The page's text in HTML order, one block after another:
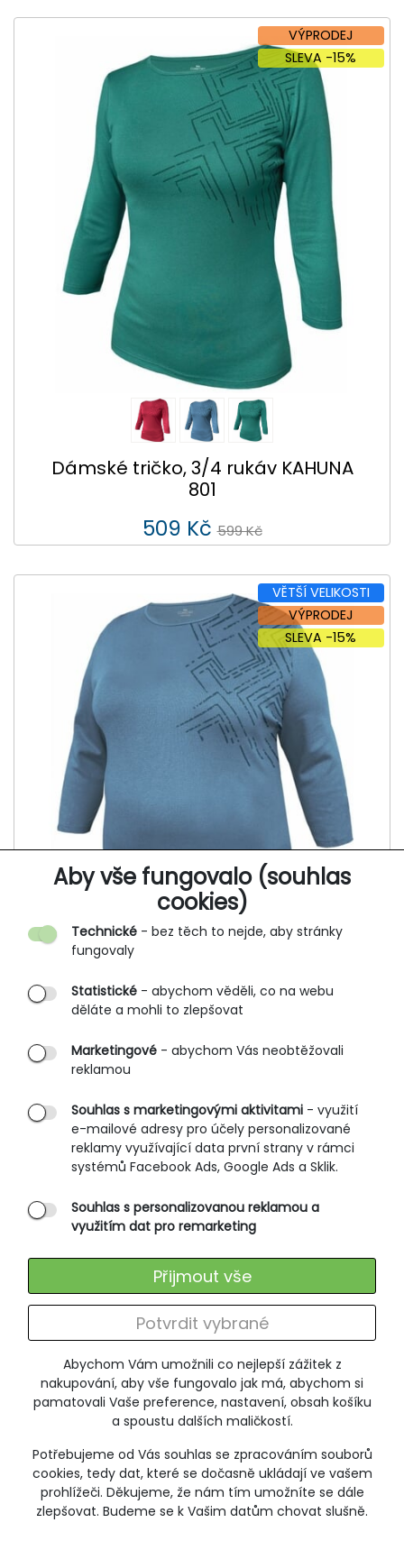
Aby vše fungovalo (souhlas
cookies)
Abychom Vám umožnili co nejlepší zážitek z
nakupování, aby vše fungovalo jak má, abychom si
pamatovali Vaše preference, nastavení, obsah košíku
a spoustu dalších maličkostí.
Potřebujeme od Vás souhlas se zpracováním souborů
cookies, tedy dat, které se dočasně ukládají ve vašem
prohlížeči. Děkujeme, že nám tím umožníte se dále
zlepšovat. Budeme se k Vašim datům chovat slušně.
Technické - bez těch to nejde, aby stránky
fungovaly
Statistické - abychom věděli, co na webu
děláte a mohli to zlepšovat
Marketingové - abychom Vás neobtěžovali
reklamou
Souhlas s marketingovými aktivitami - využití
e-mailové adresy pro účely personalizované
reklamy využívající data první strany v rámci
systémů Facebook Ads, Google Ads a Sklik.
Souhlas s personalizovanou reklamou a
využitím dat pro remarketing
Potvrdit vybrané
Přijmout vše
VÝPRODEJ
SLEVA -15%
Dámské tričko, 3/4 rukáv KAHUNA
801
509 Kč 599 Kč
VĚTŠÍ VELIKOSTI
VÝPRODEJ
SLEVA -15%
Dámské tričko, 3/4 rukáv KAJEPA 881
VĚTŠÍ VELIKOSTI
VÝPRODEJ